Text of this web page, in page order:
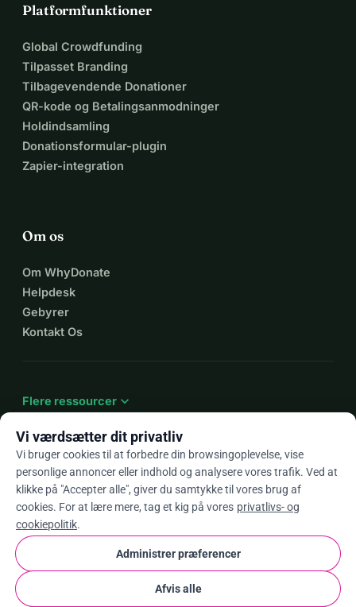
Platformfunktioner
Global Crowdfunding
Tilpasset Branding
Tilbagevendende Donationer
QR-kode og Betalingsanmodninger
Holdindsamling
Donationsformular-plugin
Zapier-integration
Om os
Om WhyDonate
Helpdesk
Gebyrer
Kontakt Os
Flere ressourcer expand_more
Daarrow_drop_down
★★★★★4,9 / 5 baseret på 500+ anmeldelser
Privatliv og cookies
Vilkår og betingelser
Vi værdsætter dit privatliv
Vi bruger cookies til at forbedre din browsingoplevelse, vise
personlige annoncer eller indhold og analysere vores trafik. Ved at
klikke på "Accepter alle", giver du samtykke til vores brug af
cookies. For at lære mere, tag et kig på vores privatlivs- og
cookiepolitik.
Administrer præferencer
Afvis alle